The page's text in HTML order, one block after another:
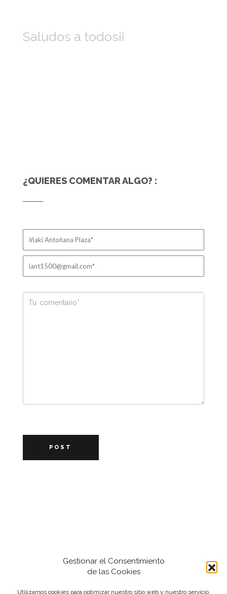
Gestionar el Consentimiento
de las Cookies
Utilizamos cookies para optimizar nuestro sitio web y nuestro servicio.
Saludos a todos¡¡
¿QUIERES COMENTAR ALGO? :
POST